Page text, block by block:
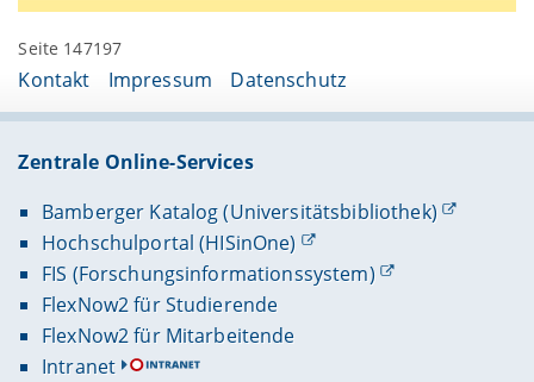
Seite 147197
Kontakt Impressum Datenschutz
Zentrale Online-Services
Bamberger Katalog (Universitätsbibliothek)
Hochschulportal (HISinOne)
FIS (Forschungsinformationssystem)
FlexNow2 für Studierende
FlexNow2 für Mitarbeitende
Intranet